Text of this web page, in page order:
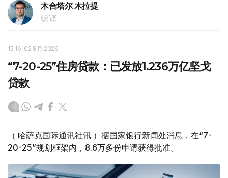
木合塔尔 木拉提
编译
15:16, 02 8月 2026
“7-20-25”住房贷款：已发放1.236万亿坚戈
贷款
（ 哈萨克国际通讯社讯 ）据国家银行新闻处消息，在“7-
20-25”规划框架内，8.6万多份申请获得批准。